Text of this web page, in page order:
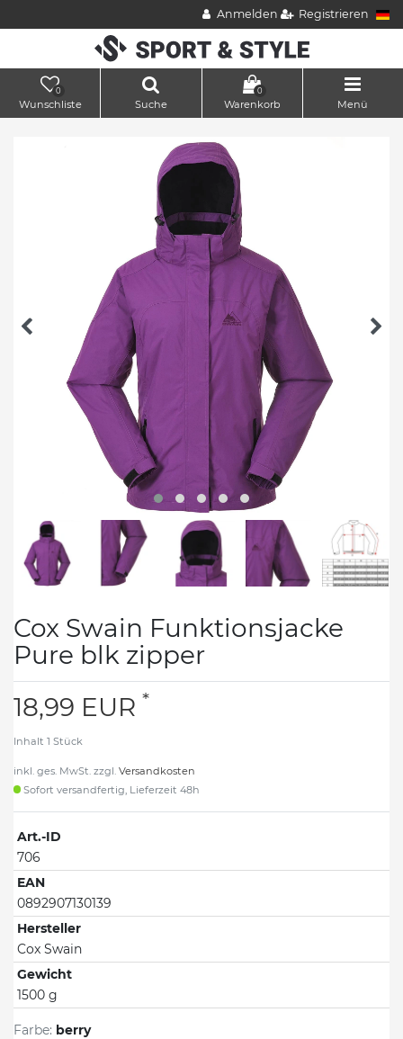
Anmelden Registrieren
0
Wunschliste Suche
0
Warenkorb Menü
Cox Swain Funktionsjacke
Pure blk zipper
18,99 EUR *
Inhalt 1 Stück
inkl. ges. MwSt. zzgl. Versandkosten
Sofort versandfertig, Lieferzeit 48h
Art.-ID
706
EAN
0892907130139
Hersteller
Cox Swain
Gewicht
1500 g
Farbe: berry